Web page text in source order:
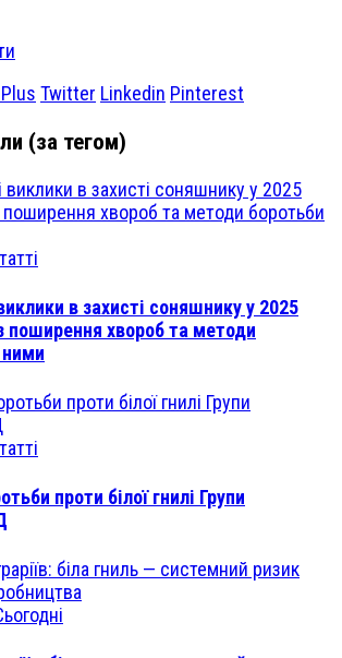
Twitter Linkedin Pinterest
(за тегом)
в захисті соняшнику у 2025
поширення хвороб та методи
ними
проти білої гнилі Групи